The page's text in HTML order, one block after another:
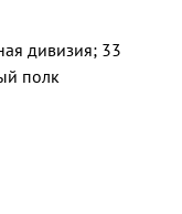
дивизия; 33
полк